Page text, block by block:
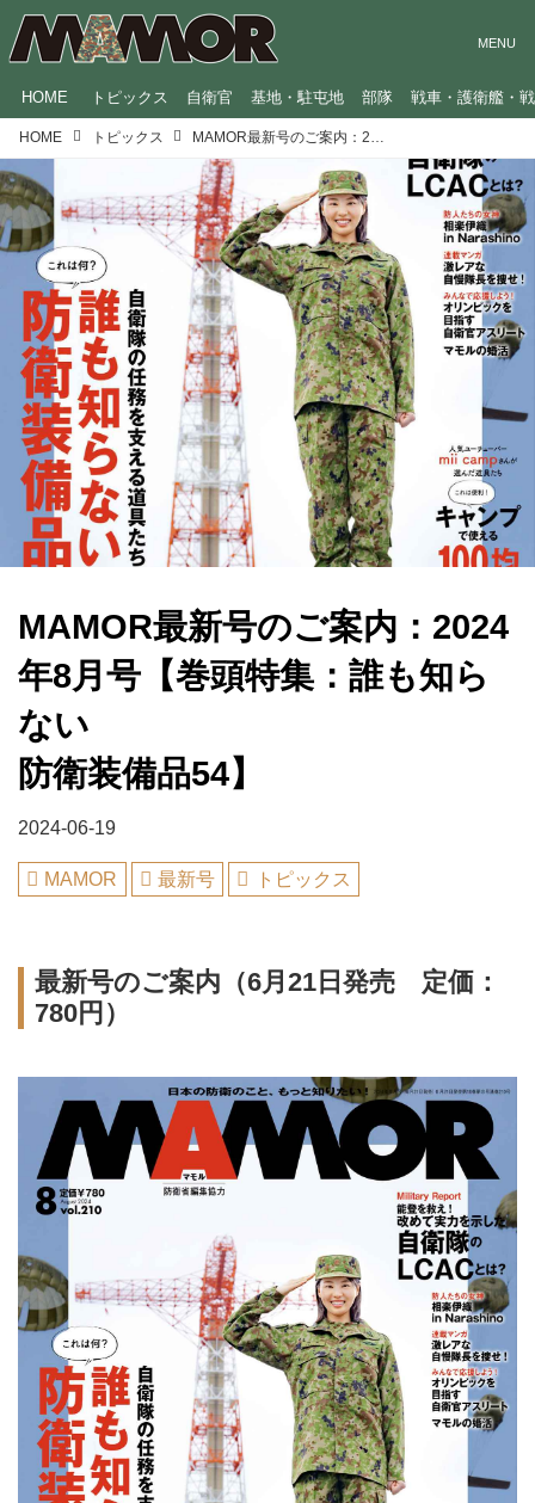
HOME トピックス 自衛官 基地・駐屯地 部隊 戦車・護衛艦・
HOME トピックス
MAMOR最新号のご案内：2024
年8月号【巻頭特集：誰も知ら
ない
防衛装備品54】
2024-06-19
MAMOR 最新号 トピックス
最新号のご案内（6月21日発売 定価：
780円）